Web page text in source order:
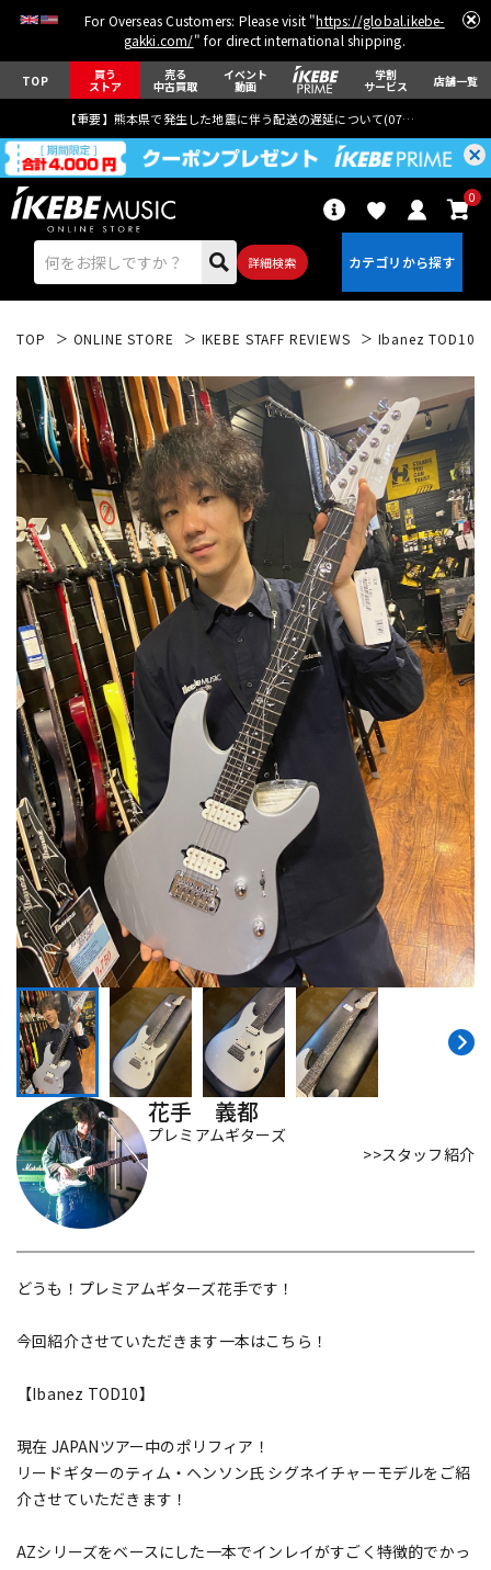
For Overseas Customers: Please visit "https://global.ikebe-
gakki.com/" for direct international shipping.
TOP 買う
ストア
売る
中古買取
イベント
動画
学割
サービス 店舗一覧
【重要】熊本県で発生した地震に伴う配送の遅延について(07月29日
詳細検索
0
エレキギター アコギ/エレアコ
ベース ウクレレ
ドラム パーカッション
キーボード 電子ピアノ
管楽器 その他楽器
アンプ エフェクター
DJ機器
DTM オンライン納品 レコーディング機器
配信/ライブ機器 楽器アクセサリ
中古 ヴィンテージ
TOP ONLINE STORE IKEBE STAFF REVIEWS Ibanez TOD10
花手 義都
プレミアムギターズ
>>スタッフ紹介
どうも！プレミアムギターズ花手です！
今回紹介させていただきます一本はこちら！
【Ibanez TOD10】
現在 JAPANツアー中のポリフィア！
リードギターのティム・ヘンソン氏 シグネイチャーモデルをご紹
介させていただきます！
AZシリーズをベースにした一本でインレイがすごく特徴的でかっ